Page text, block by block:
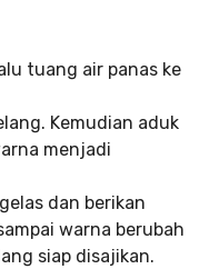
tuang air panas ke
Kemudian aduk
menjadi
dan berikan
warna berubah
siap disajikan.